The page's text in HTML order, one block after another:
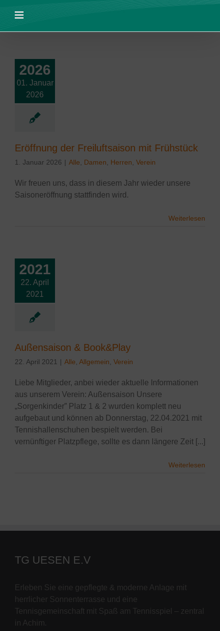
Inhalt
2026
01. Januar
2026
der
mit
Eröffnung der Freiluftsaison mit Frühstück
1. Januar 2026 | Alle Damen Herren Verein
Wir freuen uns, dass in diesem Jahr wieder unsere
Saisoneröffnung stattfinden wird.
Weiterlesen
2021
22. April
2021
&
Verein
Außensaison & Book&Play
22. April 2021 | Alle Allgemein Verein
Liebe Mitglieder, anbei wieder aktuelle Informationen
aus unserem Verein: Außensaison Unsere
„Sorgenkinder” Platz 1 & 2 wurden komplett neu
aufgebaut und können ab Donnerstag, 22.04.2021 mit
Tennishallenschuhen bespielt werden. Bei
vernünftiger Platzpflege, sollte es dann längere Zeit [...]
Weiterlesen
TG UESEN E.V
Erleben Sie eine gepflegte & moderne Anlage mit
herrlicher Sonnenterrasse und eine
Tennisgemeinschaft mit Spaß am Tennisspiel – zentral
in Achim.